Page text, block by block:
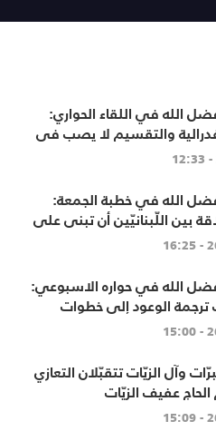
الله في اللقاء الحواري:
والتقسيم لا يصب في
الله في خطبة الجمعة:
بين اللّبنانيّين أن تبنى على
والانتماء الوطنيّ
الله في حواره الاسبوعي:
الوعود إلى خطوات
وتعيد الأهالي وتطلق
وآل الزيّات تتقبّلان التعازي
عفيف الزيّات